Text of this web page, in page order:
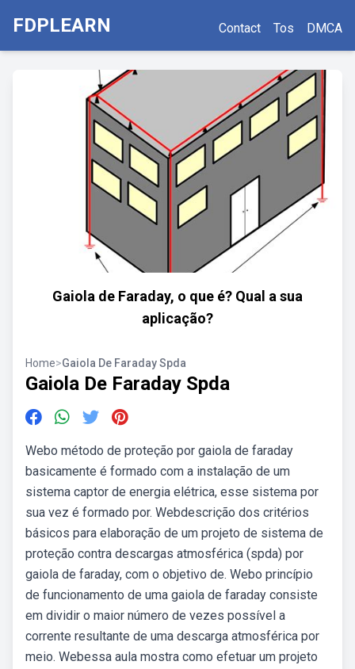
FDPLEARN Contact Tos DMCA
Gaiola de Faraday, o que é? Qual a sua
aplicação?
Home>Gaiola De Faraday Spda
Gaiola De Faraday Spda
Webo método de proteção por gaiola de faraday
basicamente é formado com a instalação de um
sistema captor de energia elétrica, esse sistema por
sua vez é formado por. Webdescrição dos critérios
básicos para elaboração de um projeto de sistema de
proteção contra descargas atmosférica (spda) por
gaiola de faraday, com o objetivo de. Webo princípio
de funcionamento de uma gaiola de faraday consiste
em dividir o maior número de vezes possível a
corrente resultante de uma descarga atmosférica por
meio. Webessa aula mostra como efetuar um projeto